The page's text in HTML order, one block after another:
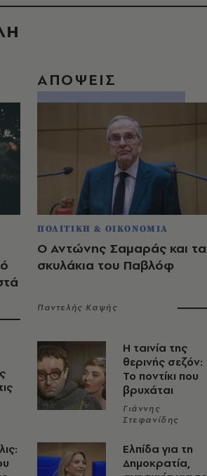
ΑΠΟΨΕΙΣ
ΠΟΛΙΤΙΚΗ & ΟΙΚΟΝΟΜΙΑ
Ο Αντώνης Σαμαράς και τα
σκυλάκια του Παβλόφ
Παντελής Καψής
Η ταινία της
θερινής σεζόν:
Το ποντίκι που
βρυχάται
Γιάννης
Στεφανίδης
Ελπίδα για τη
Δημοκρατία,